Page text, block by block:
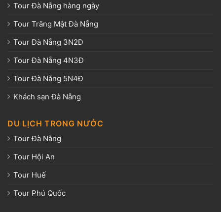
Tour Đà Nẵng hàng ngày
Tour Trăng Mật Đà Nẵng
Tour Đà Nẵng 3N2Đ
Tour Đà Nẵng 4N3Đ
Tour Đà Nẵng 5N4Đ
Khách sạn Đà Nẵng
DU LỊCH TRONG NƯỚC
Tour Đà Nẵng
Tour Hội An
Tour Huế
Tour Phú Quốc